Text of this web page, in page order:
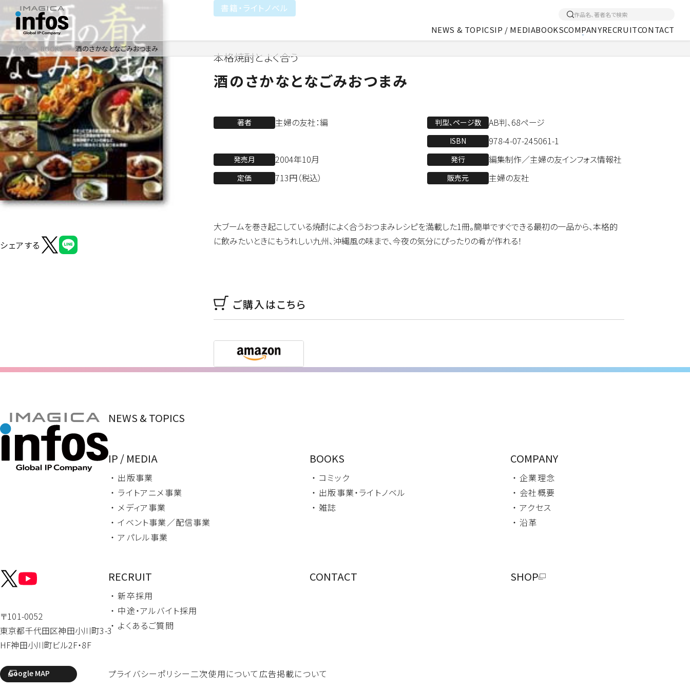
NEWS & TOPICSIP / MEDIA
IP / MEDIA
事業紹介
出版事業 ライトアニメ事業
イベント事業／配信事業
BOOKSCOMPANY
COMPANY
会社情報
企業理念 会社概要
沿革
RECRUIT
RECRUIT
採用情報
新卒採用 中途・アルバイト採用
CONTACT
TOP BOOKS 酒のさかなとなごみおつまみ
シェアする
書籍・ライトノベル
本格焼酎とよく合う
酒のさかなとなごみおつまみ
著者 主婦の友社：編 判型、ページ数 AB判、68ページ
ISBN 978-4-07-245061-1
発行 編集制作／主婦の友インフォス情報社
発売月 2004年10月
販売元 主婦の友社
定価 713円（税込）
大ブームを巻き起こしている焼酎によく合うおつまみレシピを満載した1冊。簡単ですぐできる最初の一品から、本格的
に飲みたいときにもうれしい九州、沖縄風の味まで、今夜の気分にぴったりの肴が作れる！
ご購入はこちら
〒101-0052
東京都千代田区神田小川町3-3
HF神田小川町ビル2F・8F
Google MAP
NEWS & TOPICS
IP / MEDIA
・ 出版事業
・ ライトアニメ事業
・ メディア事業
・ イベント事業／配信事業
・ アパレル事業
BOOKS
・ コミック
・ 出版事業・ライトノベル
・ 雑誌
COMPANY
・ 企業理念
・ 会社概要
・ アクセス
・ 沿革
RECRUIT
・ 新卒採用
・ 中途・アルバイト採用
・ よくあるご質問
CONTACT SHOP
プライバシーポリシー二次使用について 広告掲載について